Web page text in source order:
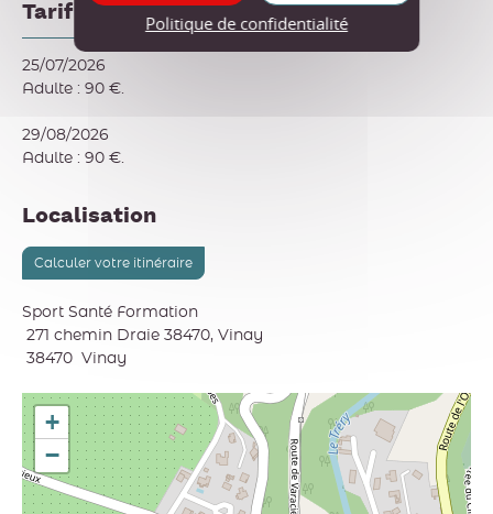
Tarif
25/07/2026
Adulte : 90 €.
29/08/2026
Adulte : 90 €.
Localisation
Calculer votre itinéraire
Sport Santé Formation
271 chemin Draie 38470, Vinay
38470 Vinay
+
−
Politique de confidentialité